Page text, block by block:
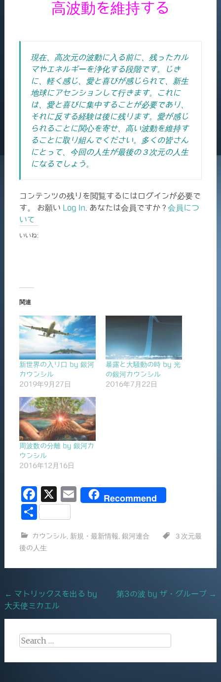
高波動を維持する
現在、高次元の波動に入る前に、残ったカル
マやエネルギーを浄化する段階です。じき
に、軽く感じ、愛と喜びが感じられて、新生
地球にアセンションして行きます。これに
は、愛と喜びに集中することが必要であり、
それに反する経験は後に残ります。愛が感じ
られることに関心を寄せ、高い波動を維持す
ることに取り組んでください。多くの皆さん
にとって、今回の人生が最後の３次元の人生
になるでしょう。
コンテンツの残りを閲覧するにはログインが必要で
す。 お願い Log In . あなたは会員ですか ? 会員につ
いて
いいね:
関連
新世界の入り口 by 銀河
カウンシル
2019年9月27日
暴露と大騒動の時 by 光
の銀河カウンシル
2016年7月22日
周波数の分離 by 銀河カ
ウンシル
2016年12月16日
F
a
e
o
o
k
X
E
l
Recommend
共
カウンシル 新規・最新情報 銀河連合
３次元最
後の人生
Post
navigation
← マトリックスを出る by
大天使ミカエル
第3の波 by ザ・グループ →
Search